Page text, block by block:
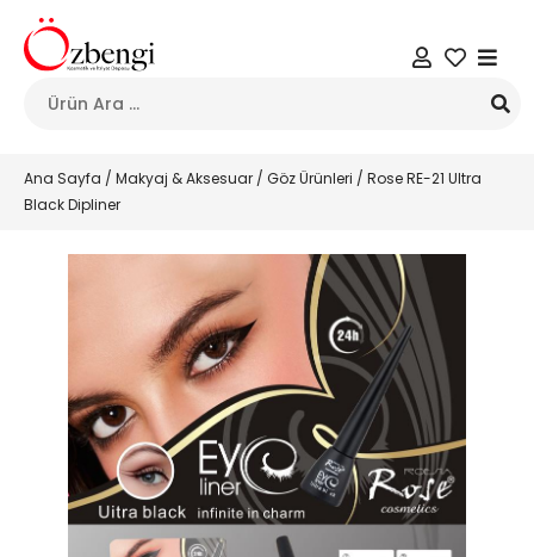
Ana Sayfa / Makyaj & Aksesuar / Göz Ürünleri / Rose RE-21 Ultra
Black Dipliner